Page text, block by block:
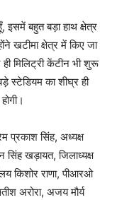
बहुत बड़ा हाथ क्षेत्र
खटीमा क्षेत्र में किए जा
ही मिलिट्री केंटीन भी शुरू
स्टेडियम का शीघ्र ही
प्रकाश सिंह, अध्यक्ष
सिंह खड़ायत, जिलाध्यक्ष
किशोर राणा, पीआरओ
अरोरा, अजय मौर्य